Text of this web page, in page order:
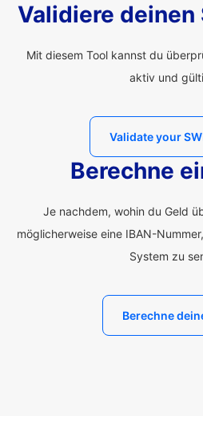
Validiere deinen
Mit diesem Tool kannst du
aktiv und
Validate your
Berechne
Je nachdem, wohin du Geld
möglicherweise eine IBAN-
System zu
Berechne